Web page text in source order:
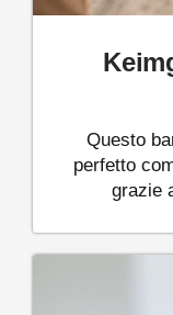
Questo
perfetto
grazie